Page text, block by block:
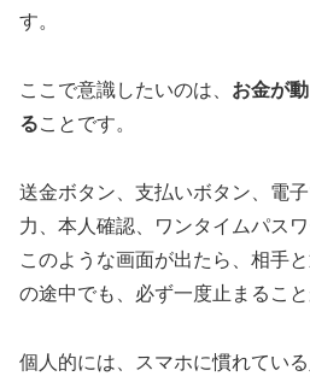
す。
ここで意識したいのは、 お金が
ることです。
送金ボタン、支払いボタン、電
力、本人確認、ワンタイムパスワ
このような画面が出たら、相手
の途中でも、必ず一度止まること
個人的には、スマホに慣れてい